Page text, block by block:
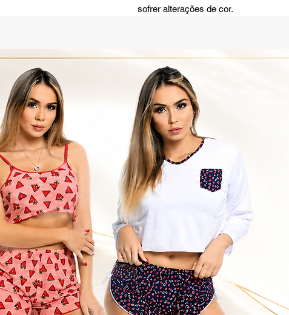
sofrer alterações de cor.